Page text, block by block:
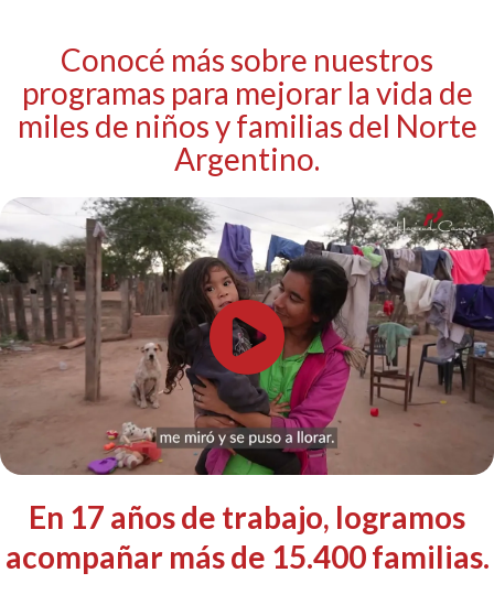
Conocé más sobre nuestros
programas para mejorar la vida de
miles de niños y familias del Norte
Argentino.
En 17 años de trabajo, logramos
acompañar más de 15.400 familias.